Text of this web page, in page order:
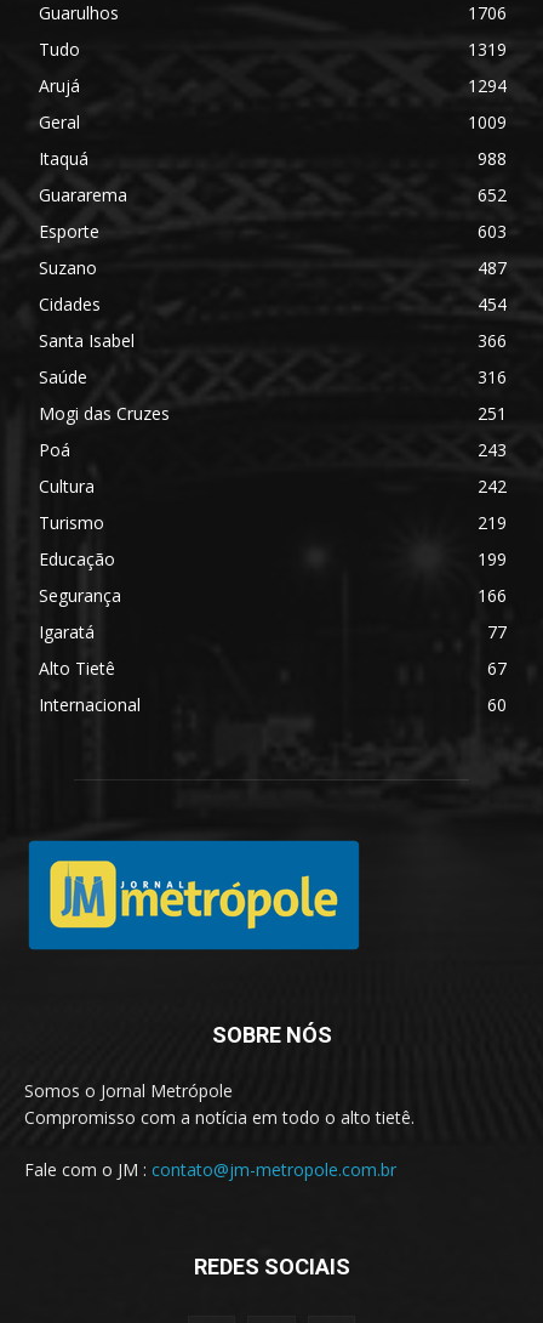
Guarulhos
1706
Tudo
1319
Arujá
1294
Geral
1009
Itaquá
988
Guararema
652
Esporte
603
Suzano
487
Cidades
454
Santa Isabel
366
Saúde
316
Mogi das Cruzes
251
Poá
243
Cultura
242
Turismo
219
Educação
199
Segurança
166
Igaratá
77
Alto Tietê
67
Internacional
60
SOBRE NÓS
Somos o Jornal Metrópole
Compromisso com a notícia em todo o alto tietê.
Fale com o JM : contato@jm-metropole.com.br
REDES SOCIAIS